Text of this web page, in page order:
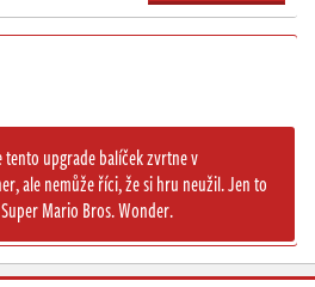
tento upgrade balíček zvrtne v
ale nemůže říci, že si hru neužil. Jen to
Mario Bros. Wonder.